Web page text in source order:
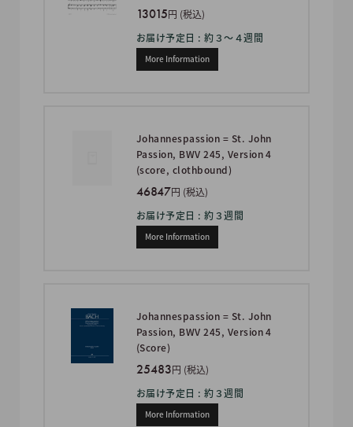
13015円 (税込)
お届け予定日 : 約３〜４週間
More Information
Johannespassion = St. John
Passion, BWV 245, Version 4
(score, clothbound)
46847円 (税込)
お届け予定日 : 約３週間
More Information
Johannespassion = St. John
Passion, BWV 245, Version 4
(Score)
25483円 (税込)
お届け予定日 : 約３週間
More Information